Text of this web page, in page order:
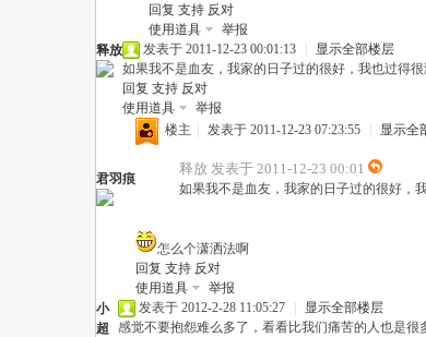
回复 支持 反对
使用道具
举报
释放
发表于 2011-12-23 00:01:13
显示全部楼层
如果我不是血友，我家的日子过的很好，我也过得很
回复 支持 反对
使用道具
举报
君羽痕
楼主 发表于 2011-12-23 07:23:55 显示全
释放 发表于 2011-12-23 00:01
如果我不是血友，我家的日子过的很好，
怎么个潇洒法啊
回复 支持 反对
使用道具
举报
小
超
发表于 2012-2-28 11:05:27
显示全部楼层
感觉不要抱怨难么多了，看看比我们痛苦的人也是